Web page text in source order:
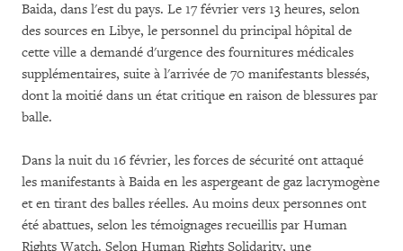
Baida, dans l'est du pays. Le 17 février vers 13 heures, selon
des sources en Libye, le personnel du principal hôpital de
cette ville a demandé d'urgence des fournitures médicales
supplémentaires, suite à l'arrivée de 70 manifestants blessés,
dont la moitié dans un état critique en raison de blessures par
balle.
Dans la nuit du 16 février, les forces de sécurité ont attaqué
les manifestants à Baida en les aspergeant de gaz lacrymogène
et en tirant des balles réelles. Au moins deux personnes ont
été abattues, selon les témoignages recueillis par Human
Rights Watch. Selon Human Rights Solidarity, une